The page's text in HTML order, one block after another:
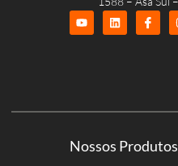
Nossos Produtos